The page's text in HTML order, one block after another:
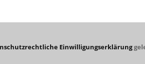
Einwilligungserklärung